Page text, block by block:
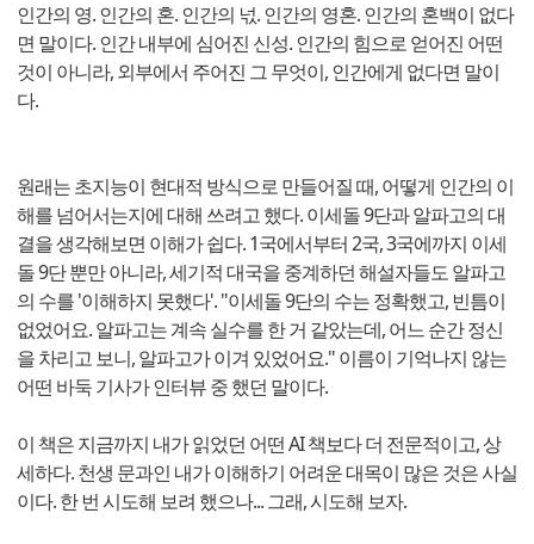
인간의 영. 인간의 혼. 인간의 넋. 인간의 영혼. 인간의 혼백이 없다
면 말이다. 인간 내부에 심어진 신성. 인간의 힘으로 얻어진 어떤
것이 아니라, 외부에서 주어진 그 무엇이, 인간에게 없다면 말이
다.
원래는 초지능이 현대적 방식으로 만들어질 때, 어떻게 인간의 이
해를 넘어서는지에 대해 쓰려고 했다. 이세돌 9단과 알파고의 대
결을 생각해보면 이해가 쉽다. 1국에서부터 2국, 3국에까지 이세
돌 9단 뿐만 아니라, 세기적 대국을 중계하던 해설자들도 알파고
의 수를 '이해하지 못했다'. "이세돌 9단의 수는 정확했고, 빈틈이
없었어요. 알파고는 계속 실수를 한 거 같았는데, 어느 순간 정신
을 차리고 보니, 알파고가 이겨 있었어요." 이름이 기억나지 않는
어떤 바둑 기사가 인터뷰 중 했던 말이다.
이 책은 지금까지 내가 읽었던 어떤 AI 책보다 더 전문적이고, 상
세하다. 천생 문과인 내가 이해하기 어려운 대목이 많은 것은 사실
이다. 한 번 시도해 보려 했으나... 그래, 시도해 보자.